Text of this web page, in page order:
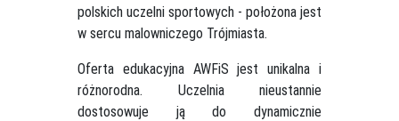
polskich uczelni sportowych - położona jest
w sercu malowniczego Trójmiasta.
Oferta edukacyjna AWFiS jest unikalna i
różnorodna. Uczelnia nieustannie
dostosowuje ją do dynamicznie